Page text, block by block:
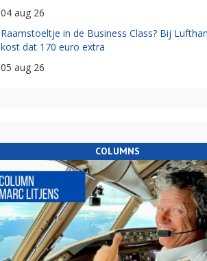
04 aug 26
Raamstoeltje in de Business Class? Bij
kost dat 170 euro extra
05 aug 26
COLUMNS